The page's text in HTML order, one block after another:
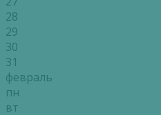
28
29
30
31
февраль
пн
вт